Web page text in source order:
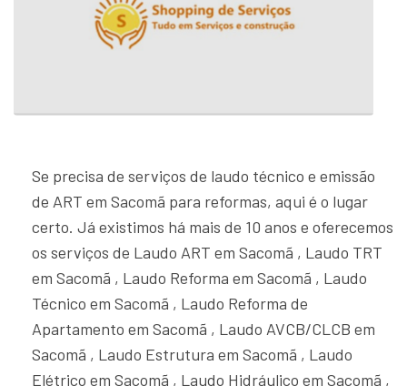
Se precisa de serviços de laudo técnico e emissão
de ART em Sacomã para reformas, aqui é o lugar
certo. Já existimos há mais de 10 anos e oferecemos
os serviços de Laudo ART em Sacomã , Laudo TRT
em Sacomã , Laudo Reforma em Sacomã , Laudo
Técnico em Sacomã , Laudo Reforma de
Apartamento em Sacomã , Laudo AVCB/CLCB em
Sacomã , Laudo Estrutura em Sacomã , Laudo
Elétrico em Sacomã , Laudo Hidráulico em Sacomã ,